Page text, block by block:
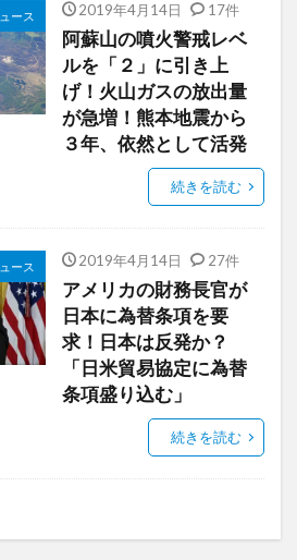
ース 2019年4月14日 17件
阿蘇山の噴火警戒レベ
ルを「２」に引き上
げ！火山ガスの放出量
が急増！熊本地震から
３年、依然として活発
続きを読む
ース 2019年4月14日 27件
アメリカの財務長官が
日本に為替条項を要
求！日本は反発か？
「日米貿易協定に為替
条項盛り込む」
続きを読む